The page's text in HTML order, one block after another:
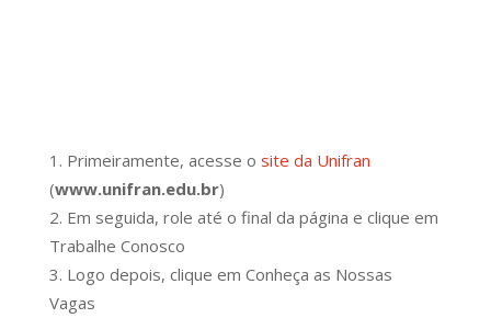
Primeiramente, acesse o site da Unifran
(www.unifran.edu.br)
Em seguida, role até o final da página e clique em
Trabalhe Conosco
Logo depois, clique em Conheça as Nossas
Vagas